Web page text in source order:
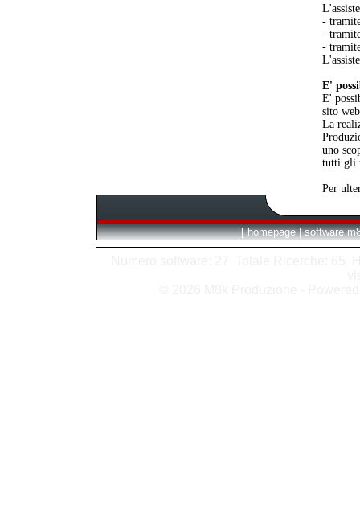
-
-
-
E'
E'
sito
La
uno
tutti gli
Per
[ homepage | software